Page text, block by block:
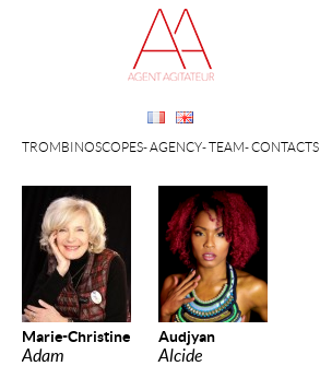
Marie-Christine
Adam
Audjyan
Alcide
TROMBINOSCOPES AGENCY TEAM CONTACTS